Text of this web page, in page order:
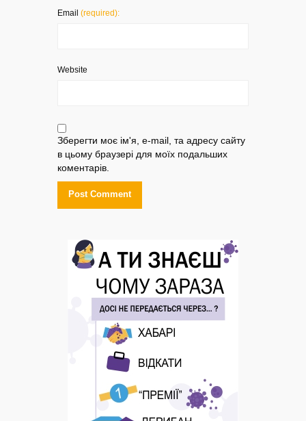
Email (required):
Website
Зберегти моє ім'я, e-mail, та адресу сайту
в цьому браузері для моїх подальших
коментарів.